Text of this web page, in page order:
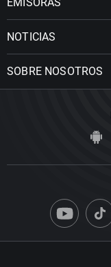
NOTICIAS
SOBRE NOSOTROS